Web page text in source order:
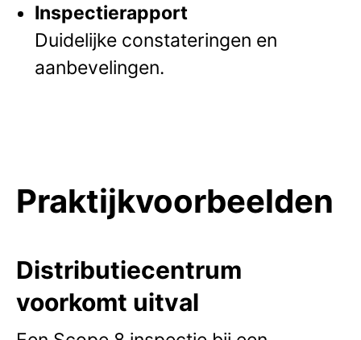
Inspectierapport
Duidelijke constateringen en
aanbevelingen.
Praktijkvoorbeelden
Distributiecentrum
voorkomt uitval